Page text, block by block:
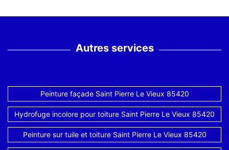
Autres services
Peinture façade Saint Pierre Le Vieux 85420
Hydrofuge incolore pour toiture Saint Pierre Le Vieux 85420
Peinture sur tuile et toiture Saint Pierre Le Vieux 85420